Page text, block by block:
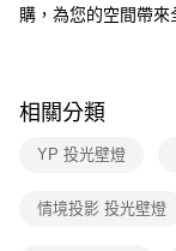
２．便利：只要手機號
結帳頁面，進行簡訊認
３．收到繳費通知簡
※ 請注意：結帳手續
購，為您的空間帶來
相關分類
YP 投光壁燈
情境投影 投光壁燈